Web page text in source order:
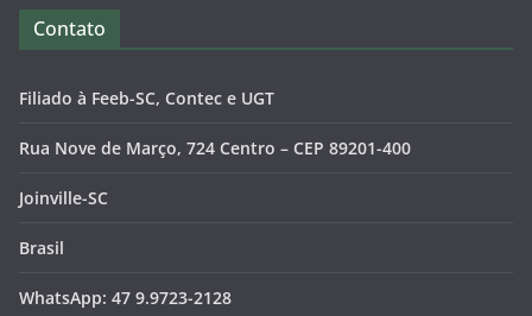
Contato
Filiado à Feeb-SC, Contec e UGT
Rua Nove de Março, 724 Centro – CEP 89201-400
Joinville-SC
Brasil
WhatsApp: 47 9.9723-2128